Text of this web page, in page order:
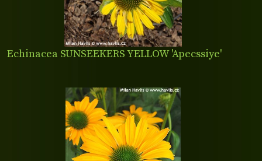
Echinacea SUNSEEKERS YELLOW 'Apecssiye'